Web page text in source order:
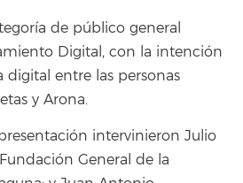
de público general
Digital, con la intención
entre las personas
y Arona.
intervinieron Julio
General de la